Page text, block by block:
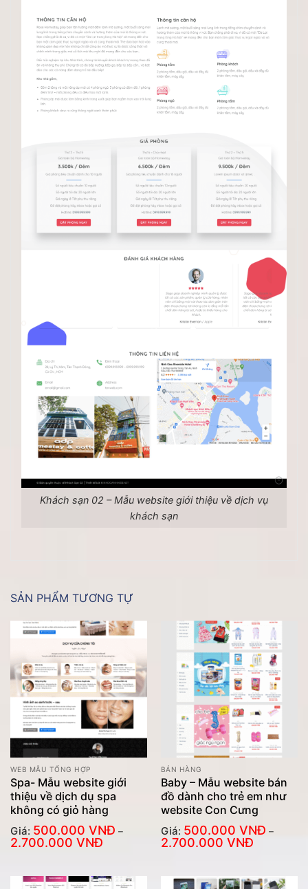
Khách sạn 02 – Mẫu website giới thiệu về dịch vụ
khách sạn
SẢN PHẨM TƯƠNG TỰ
WEB MẪU TỔNG HỢP
Spa- Mẫu website giới
thiệu về dịch dụ spa
không có giỏ hàng
Giá: 500.000 VNĐ –
2.700.000 VNĐKhoảng
VNĐ
đến
BÁN HÀNG
Baby – Mẫu website bán
đồ dành cho trẻ em như
website Con Cưng
Giá: 500.000 VNĐ –
2.700.000 VNĐKhoảng
VNĐ
đến